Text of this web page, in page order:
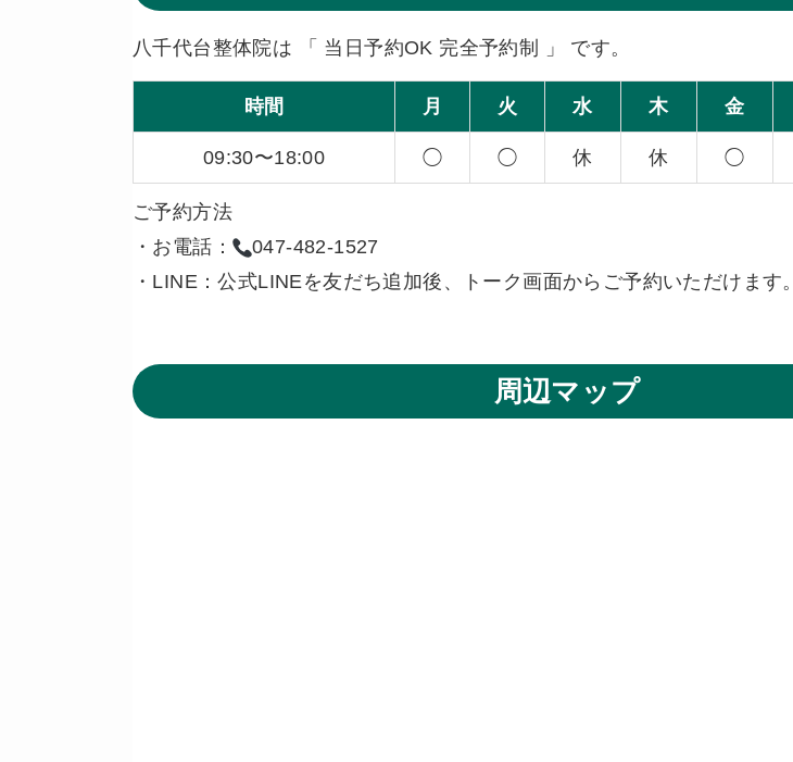
八千代台整体院は 「 当日予約OK 完全予約制 」 です。
時間 月 火 水 木 金
09:30〜18:00 ◯ ◯ 休 休 ◯
ご予約方法
・お電話：
047-482-1527
・LINE：公式LINEを友だち追加後、トーク画面からご予約いただけます。
周辺マップ